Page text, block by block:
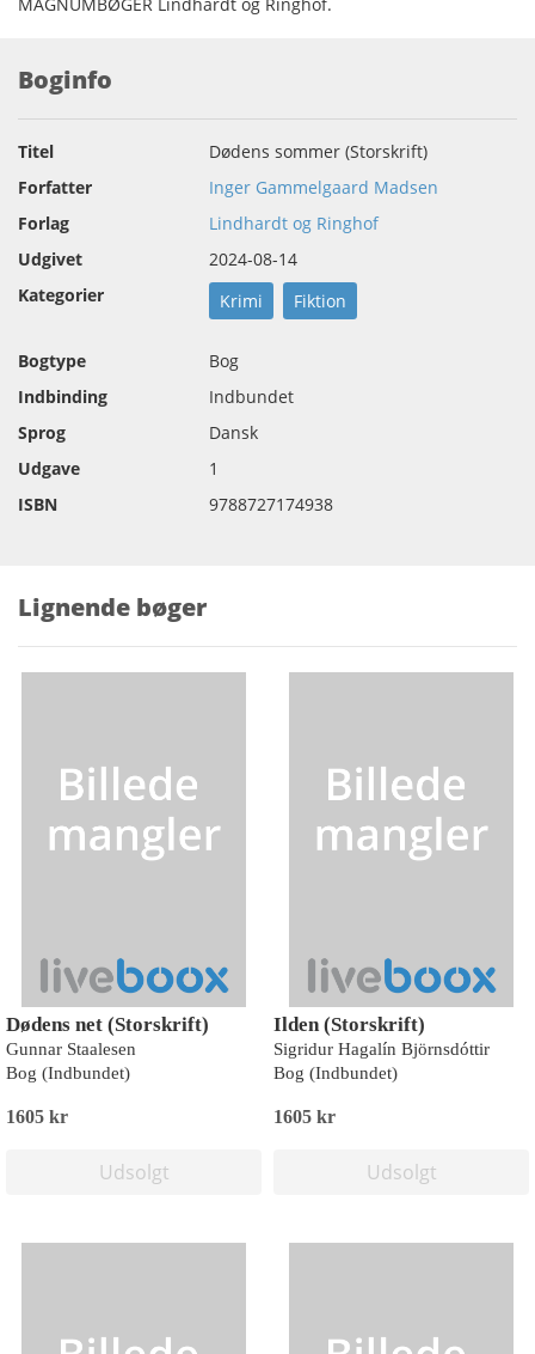
Boginfo
Titel
Dødens sommer (Storskrift)
Forfatter
Inger Gammelgaard Madsen
Forlag
Lindhardt og Ringhof
Udgivet
2024-08-14
Kategorier
Krimi Fiktion
Bogtype
Bog
Indbinding
Indbundet
Sprog
Dansk
Udgave
1
ISBN
9788727174938
Lignende bøger
Dødens net (Storskrift)
Gunnar Staalesen
Bog (Indbundet)
1605 kr
Udsolgt
Ilden (Storskrift)
Sigridur Hagalín Björnsdóttir
Bog (Indbundet)
1605 kr
Udsolgt